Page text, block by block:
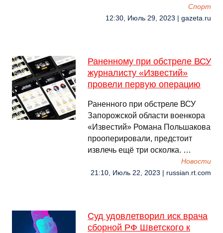
Спорт
12:30, Июль 29, 2023 | gazeta.ru
Раненному при обстреле ВСУ
журналисту «Известий»
провели первую операцию
Раненного при обстреле ВСУ
Запорожской области военкора
«Известий» Романа Польшакова
прооперировали, предстоит
извлечь ещё три осколка. …
Новости
21:10, Июль 22, 2023 | russian.rt.com
Суд удовлетворил иск врача
сборной РФ Шветского к